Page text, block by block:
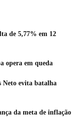
de 5,77% em 12
opera em queda
Neto evita batalha
da meta de inflação